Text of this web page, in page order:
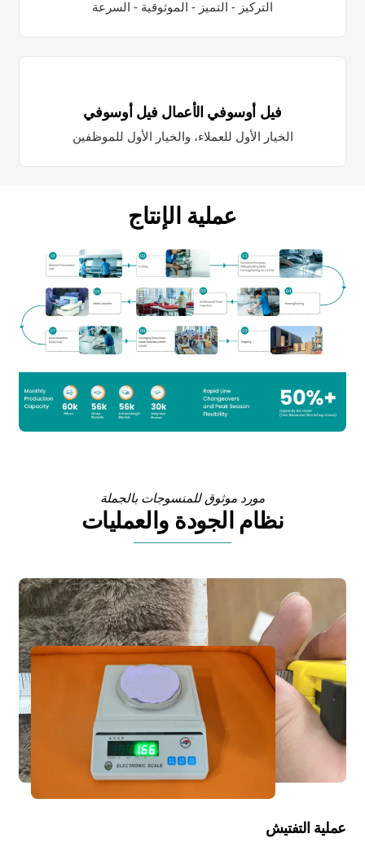
التركيز - التميز - الموثوقية - السرعة
فيل أوسوفي الأعمال فيل أوسوفي
الخيار الأول للعملاء، والخيار الأول للموظفين
عملية الإنتاج
مورد موثوق للمنسوجات بالجملة
نظام الجودة والعمليات
عملية التفتيش